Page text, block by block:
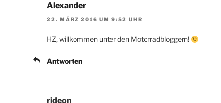
Alexander
22. MÄRZ 2016 UM 9:52 UHR
HZ, willkommen unter den Motorradbloggern!
Antworten
rideon